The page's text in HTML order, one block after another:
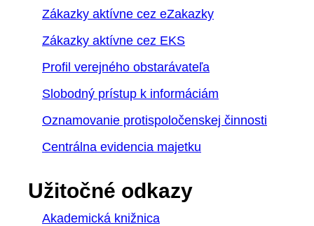
Zákazky aktívne cez eZakazky
Zákazky aktívne cez EKS
Profil verejného obstarávateľa
Slobodný prístup k informáciám
Oznamovanie protispoločenskej činnosti
Centrálna evidencia majetku
Užitočné odkazy
Akademická knižnica